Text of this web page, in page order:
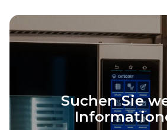
Suchen Sie